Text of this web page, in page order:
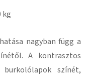
kg
nagyban függ a
A kontrasztos
színét,